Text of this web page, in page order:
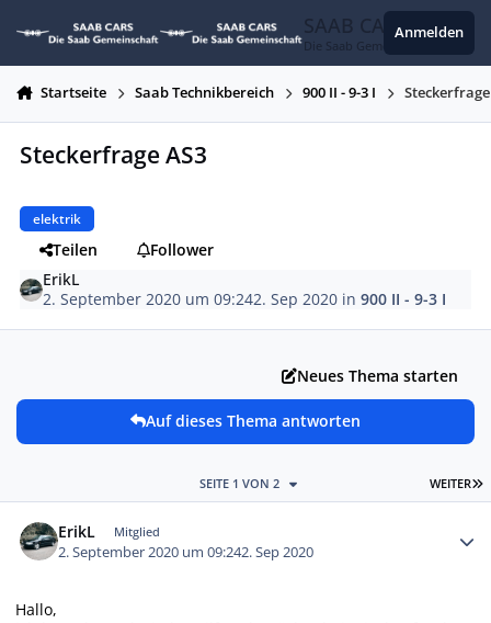
SAAB CARS
Die Saab Gemeinschaft
Anmelden
Startseite Saab Technikbereich 900 II - 9-3 I Steckerfrage
Steckerfrage AS3
elektrik
Teilen
Follower
ErikL
2. September 2020 um 09:242. Sep 2020 in900 II - 9-3 I
Neues Thema starten
Auf dieses Thema antworten
WEITER
SEITE 1 VON 2
ErikL Mitglied
2. September 2020 um 09:242. Sep 2020
Hallo,